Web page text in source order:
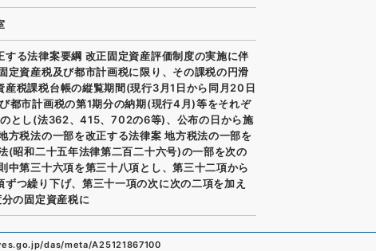
する法律案要綱 改正固定資産評価制度の実施に伴
定資産税及び都市計画税に限り、その課税の円滑
産税課税台帳の縦覧期間(現行3月1日から同月20日
都市計画税の第1期分の納期(現行4月)等をそれぞ
とし(法362、415、702の6等)、公布の日から施
方税法の一部を改正する法律案 地方税法の一部を
(昭和二十五年法律第二百二十六号)の一部を次の
中第三十六項を第三十八項とし、第三十二項から
ずつ繰り下げ、第三十一項の次に次の二項を加え
の固定資産税に
das/meta/A25121867100